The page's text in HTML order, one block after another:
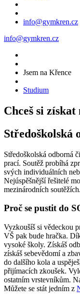
info@gymkren.cz
info@gymkren.cz
Jsem na Křence
Studium
Chceš si získat
Středoškolská
Středoškolská odborná
prací. Soutěž probíhá
svých individuálních
Nejúspěšnější řešitelé
mezinárodních soutěžích.
Proč se pustit do
Vyzkoušíš si vědeckou
VŠ pak bude hračka.
vysoké školy. Získáš
získáš sebevědomí a
do dalšího kola a
přijímacích zkoušek.
ostatním vrstevníkům.
Můžete se stát jedním z